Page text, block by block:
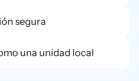
segura
una unidad local